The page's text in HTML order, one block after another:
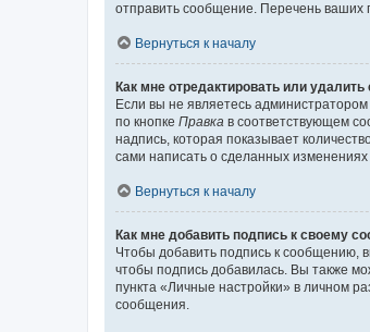
отправить сообщение. Перечень
Вернуться к началу
Как мне отредактировать или
Если вы не являетесь
по кнопке Правка в соответствующем
надпись, которая показывает
сами написать о сделанных
Вернуться к началу
Как мне добавить подпись к своему
Чтобы добавить подпись к сообщению,
чтобы подпись добавилась. Вы также
пункта «Личные настройки» в личном
сообщения.